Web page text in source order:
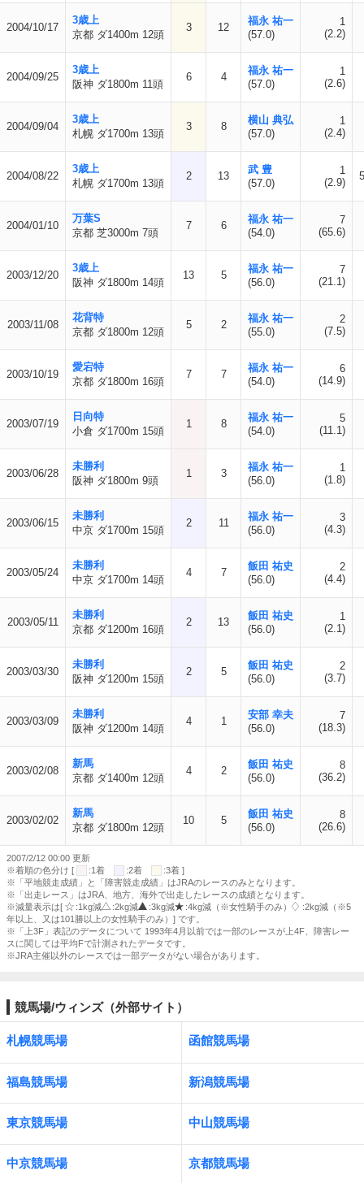
2004/10/17
3歳上
京都 ダ1400m 12頭
3 12
福永 祐一
(57.0)
1
(2.2)
2004/09/25
3歳上
阪神 ダ1800m 11頭
6 4
福永 祐一
(57.0)
1
(2.6)
2004/09/04
3歳上
札幌 ダ1700m 13頭
3 8
横山 典弘
(57.0)
1
(2.4)
2004/08/22
3歳上
札幌 ダ1700m 13頭
2 13
武 豊
(57.0)
1
(2.9)
2004/01/10
万葉S
京都 芝3000m 7頭
7 6
福永 祐一
(54.0)
7
(65.6)
2003/12/20
3歳上
阪神 ダ1800m 14頭
13 5
福永 祐一
(56.0)
7
(21.1)
2003/11/08
花背特
京都 ダ1800m 12頭
5 2
福永 祐一
(55.0)
2
(7.5)
2003/10/19
愛宕特
京都 ダ1800m 16頭
7 7
福永 祐一
(54.0)
6
(14.9)
2003/07/19
日向特
小倉 ダ1700m 15頭
1 8
福永 祐一
(54.0)
5
(11.1)
2003/06/28
未勝利
阪神 ダ1800m 9頭
1 3
福永 祐一
(56.0)
1
(1.8)
2003/06/15
未勝利
中京 ダ1700m 15頭
2 11
福永 祐一
(56.0)
3
(4.3)
2003/05/24
未勝利
中京 ダ1700m 14頭
4 7
飯田 祐史
(56.0)
2
(4.4)
2003/05/11
未勝利
京都 ダ1200m 16頭
2 13
飯田 祐史
(56.0)
1
(2.1)
2003/03/30
未勝利
阪神 ダ1200m 15頭
2 5
飯田 祐史
(56.0)
2
(3.7)
2003/03/09
未勝利
阪神 ダ1200m 14頭
4 1
安部 幸夫
(56.0)
7
(18.3)
2003/02/08
新馬
京都 ダ1400m 12頭
4 2
飯田 祐史
(56.0)
8
(36.2)
2003/02/02
新馬
京都 ダ1800m 12頭
10 5
飯田 祐史
(56.0)
8
(26.6)
2007/2/12 00:00 更新
※着順の色分け [
:1着 :2着
:3着 ]
※「平地競走成績」と「障害競走成績」はJRAのレースのみとなります。
※「出走レース」はJRA、地方、海外で出走したレースの成績となります。
※減量表示は[
:1kg減 :2kg減 :3kg減 :4kg減（※女性騎手のみ）
:2kg減（※5
年以上、又は101勝以上の女性騎手のみ）] です。
※「上3F」表記のデータについて 1993年4月以前では一部のレースが上4F、障害レー
スに関しては平均Fで計測されたデータです。
※JRA主催以外のレースでは一部データがない場合があります。
競馬場/ウィンズ（外部サイト）
札幌競馬場 函館競馬場
福島競馬場 新潟競馬場
東京競馬場 中山競馬場
中京競馬場 京都競馬場